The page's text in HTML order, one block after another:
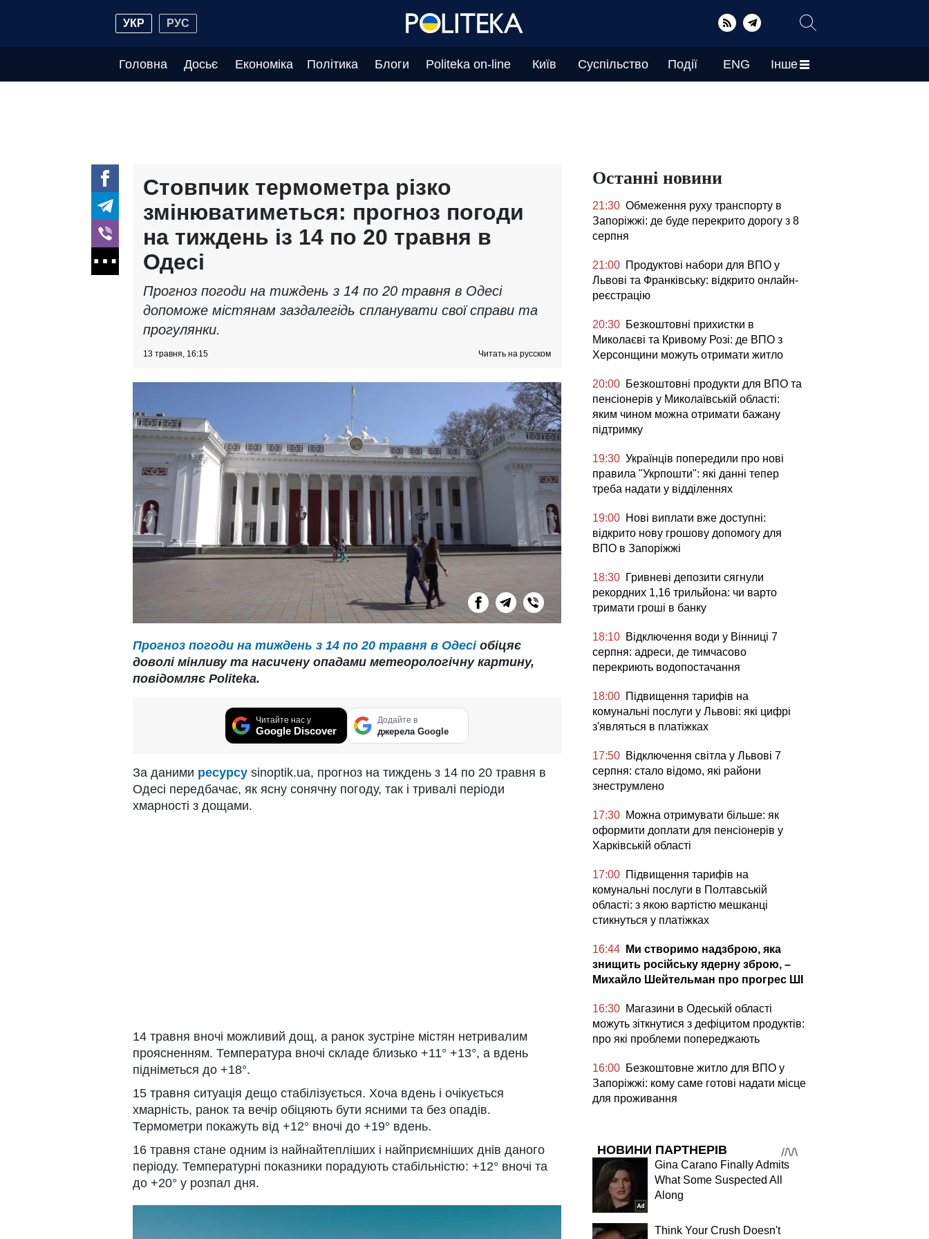
УКР РУС
Головна Досьє Економіка Політика Блоги Politeka on-line Київ Суспільство Події ENG Інше
Стовпчик термометра різко
змінюватиметься: прогноз погоди
на тиждень із 14 по 20 травня в
Одесі
Прогноз погоди на тиждень з 14 по 20 травня в Одесі
допоможе містянам заздалегідь спланувати свої справи та
прогулянки.
13 травня, 16:15 Читать на русском
Прогноз погоди на тиждень з 14 по 20 травня в Одесіобіцяє
доволі мінливу та насичену опадами метеорологічну картину,
повідомляє Politeka.
Читайте нас у
Google Discover
Додайте в
джерела Google
За даними ресурсу sinoptik.ua, прогноз на тиждень з 14 по 20 травня в
Одесі передбачає, як ясну сонячну погоду, так і тривалі періоди
хмарності з дощами.
14 травня вночі можливий дощ, а ранок зустріне містян нетривалим
проясненням. Температура вночі складе близько +11° +13°, а вдень
підніметься до +18°.
15 травня ситуація дещо стабілізується. Хоча вдень і очікується
хмарність, ранок та вечір обіцяють бути ясними та без опадів.
Термометри покажуть від +12° вночі до +19° вдень.
16 травня стане одним із найнайтепліших і найприємніших днів даного
періоду. Температурні показники порадують стабільністю: +12° вночі та
до +20° у розпал дня.
Останні новини
21:30 Обмеження руху транспорту в
Запоріжжі: де буде перекрито дорогу з 8
серпня
21:00 Продуктові набори для ВПО у
Львові та Франківську: відкрито онлайн-
реєстрацію
20:30 Безкоштовні прихистки в
Миколаєві та Кривому Розі: де ВПО з
Херсонщини можуть отримати житло
20:00 Безкоштовні продукти для ВПО та
пенсіонерів у Миколаївській області:
яким чином можна отримати бажану
підтримку
19:30 Українців попередили про нові
правила "Укрпошти": які данні тепер
треба надати у відділеннях
19:00 Нові виплати вже доступні:
відкрито нову грошову допомогу для
ВПО в Запоріжжі
18:30 Гривневі депозити сягнули
рекордних 1,16 трильйона: чи варто
тримати гроші в банку
18:10 Відключення води у Вінниці 7
серпня: адреси, де тимчасово
перекриють водопостачання
18:00 Підвищення тарифів на
комунальні послуги у Львові: які цифрі
з'являться в платіжках
17:50 Відключення світла у Львові 7
серпня: стало відомо, які райони
знеструмлено
17:30 Можна отримувати більше: як
оформити доплати для пенсіонерів у
Харківській області
17:00 Підвищення тарифів на
комунальні послуги в Полтавській
області: з якою вартістю мешканці
стикнуться у платіжках
16:44
Ми створимо надзброю, яка
знищить російську ядерну зброю, –
Михайло Шейтельман про прогрес ШІ
16:30 Магазини в Одеській області
можуть зіткнутися з дефіцитом продуктів:
про які проблеми попереджають
16:00 Безкоштовне житло для ВПО у
Запоріжжі: кому саме готові надати місце
для проживання
НОВИНИ ПАРТНЕРІВ
Gina Carano Finally Admits
What Some Suspected All
Along
Think Your Crush Doesn't